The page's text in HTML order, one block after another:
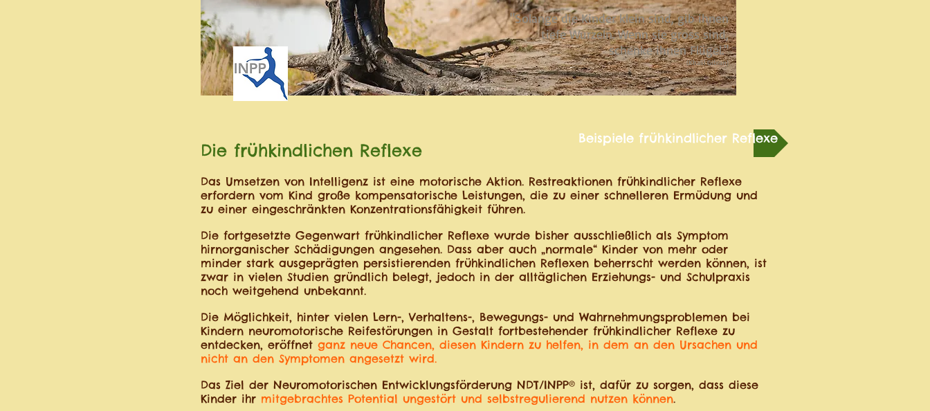
"Solange die Kinder klein sind, gib ihnen
tiefe Wurzeln. Wenn sie gross sind,
schenke ihnen Flügel."
(Khalil Gibran)
Die frühkindlichen Reflexe
Das Umsetzen von Intelligenz ist eine motorische Aktion. Restreaktionen frühkindlicher Reflexe
erfordern vom Kind große kompensatorische Leistungen, die zu einer schnelleren Ermüdung und
zu einer eingeschränkten Konzentrationsfähigkeit führen.
Die fortgesetzte Gegenwart frühkindlicher Reflexe wurde bisher ausschließlich als Symptom
hirnorganischer Schädigungen angesehen. Dass aber auch „normale“ Kinder von mehr oder
minder stark ausgeprägten persistierenden frühkindlichen Reflexen beherrscht werden können, ist
zwar in vielen Studien gründlich belegt, jedoch in der alltäglichen Erziehungs- und Schulpraxis
noch weitgehend unbekannt.
Die Möglichkeit, hinter vielen Lern-, Verhaltens-, Bewegungs- und Wahrnehmungsproblemen bei
Kindern neuromotorische Reifestörungen in Gestalt fortbestehender frühkindlicher Reflexe zu
entdecken, eröffnet ganz neue Chancen, diesen Kindern zu helfen, in dem an den Ursachen und
nicht an den Symptomen angesetzt wird.
Das Ziel der Neuromotorischen Entwicklungsförderung NDT/INPP® ist, dafür zu sorgen, dass diese
Kinder ihr mitgebrachtes Potential ungestört und selbstregulierend nutzen können.
Beispiele frühkindlicher Reflexe